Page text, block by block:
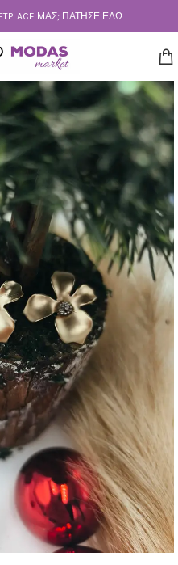
ΜΑΣ; ΠΆΤΗΣΕ ΕΔΏ